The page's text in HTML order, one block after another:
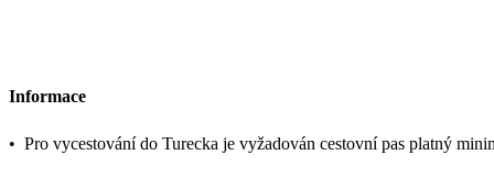
Informace
• Pro vycestování do Turecka je vyžadován cestovní pas platný